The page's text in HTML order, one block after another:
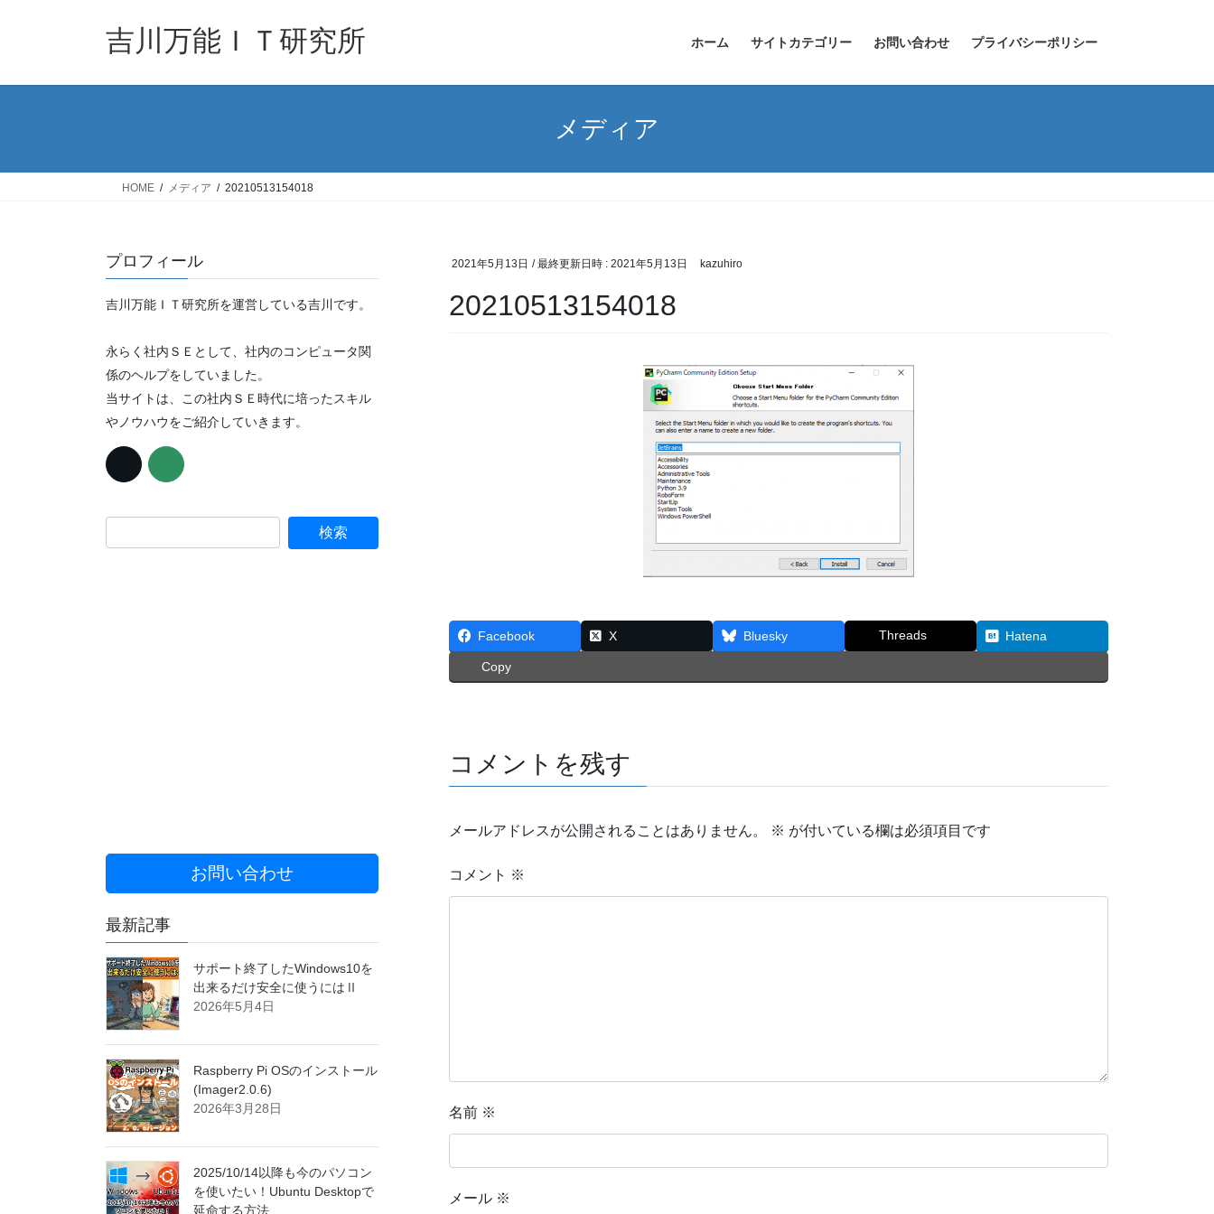
吉川万能ＩＴ研究所 ホーム サイトカテゴリー お問い合わせ プライバシーポリシー
メディア
HOME メディア 20210513154018
2021年5月13日 / 最終更新日時 : 2021年5月13日 kazuhiro
20210513154018
Facebook X Bluesky Threads Hatena
Copy
コメントを残す
メールアドレスが公開されることはありません。 ※ が付いている欄は必須項目です
コメント ※
名前 ※
メール ※
プロフィール
吉川万能ＩＴ研究所を運営している吉川です。
永らく社内ＳＥとして、社内のコンピュータ関
係のヘルプをしていました。
当サイトは、この社内ＳＥ時代に培ったスキル
やノウハウをご紹介していきます。
お問い合わせ
最新記事
サポート終了したWindows10を
出来るだけ安全に使うにはⅡ
2026年5月4日
Raspberry Pi OSのインストール
(Imager2.0.6)
2026年3月28日
2025/10/14以降も今のパソコン
を使いたい！Ubuntu Desktopで
延命する方法